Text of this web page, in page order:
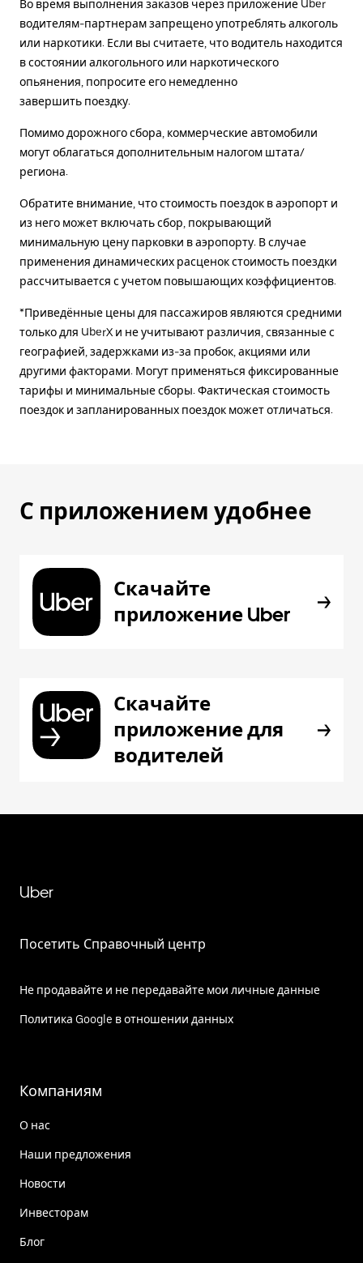
Во время выполнения заказов через приложение Uber
водителям-партнерам запрещено употреблять алкоголь
или наркотики. Если вы считаете, что водитель находится
в состоянии алкогольного или наркотического
опьянения, попросите его немедленно
завершить поездку.
Помимо дорожного сбора, коммерческие автомобили
могут облагаться дополнительным налогом штата/
региона.
Обратите внимание, что стоимость поездок в аэропорт и
из него может включать сбор, покрывающий
минимальную цену парковки в аэропорту. В случае
применения динамических расценок стоимость поездки
рассчитывается с учетом повышающих коэффициентов.
*Приведённые цены для пассажиров являются средними
только для UberX и не учитывают различия, связанные с
географией, задержками из-за пробок, акциями или
другими факторами. Могут применяться фиксированные
тарифы и минимальные сборы. Фактическая стоимость
поездок и запланированных поездок может отличаться.
С приложением удобнее
Скачайте
приложение Uber
Скачайте
приложение для
водителей
Uber
Посетить Справочный центр
Не продавайте и не передавайте мои личные данные
Политика Google в отношении данных
Компаниям
О нас
Наши предложения
Новости
Инвесторам
Блог